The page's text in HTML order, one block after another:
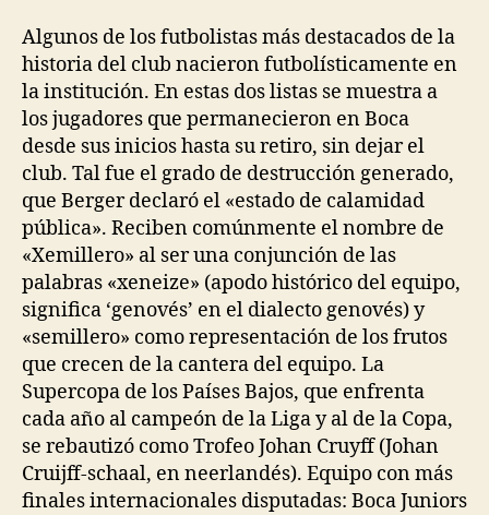
Algunos de los futbolistas más destacados de la
historia del club nacieron futbolísticamente en
la institución. En estas dos listas se muestra a
los jugadores que permanecieron en Boca
desde sus inicios hasta su retiro, sin dejar el
club. Tal fue el grado de destrucción generado,
que Berger declaró el «estado de calamidad
pública». Reciben comúnmente el nombre de
«Xemillero» al ser una conjunción de las
palabras «xeneize» (apodo histórico del equipo,
significa ‘genovés’ en el dialecto genovés) y
«semillero» como representación de los frutos
que crecen de la cantera del equipo. La
Supercopa de los Países Bajos, que enfrenta
cada año al campeón de la Liga y al de la Copa,
se rebautizó como Trofeo Johan Cruyff (Johan
Cruijff-schaal, en neerlandés). Equipo con más
finales internacionales disputadas: Boca Juniors